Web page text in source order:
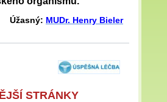
Úžasný: MUDr. Henry Bieler
STRÁNKY